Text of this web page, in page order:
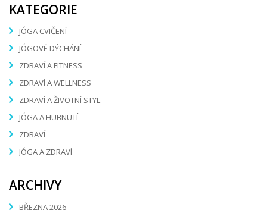
KATEGORIE
JÓGA CVIČENÍ
JÓGOVÉ DÝCHÁNÍ
ZDRAVÍ A FITNESS
ZDRAVÍ A WELLNESS
ZDRAVÍ A ŽIVOTNÍ STYL
JÓGA A HUBNUTÍ
ZDRAVÍ
JÓGA A ZDRAVÍ
ARCHIVY
BŘEZNA 2026